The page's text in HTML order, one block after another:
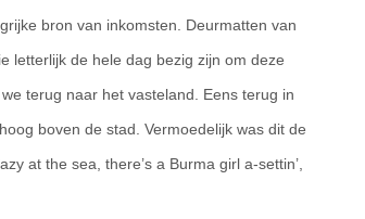
bron van inkomsten. Deurmatten van
letterlijk de hele dag bezig zijn om deze
terug naar het vasteland. Eens terug in
boven de stad. Vermoedelijk was dit de
at the sea, there’s a Burma girl a-settin’,